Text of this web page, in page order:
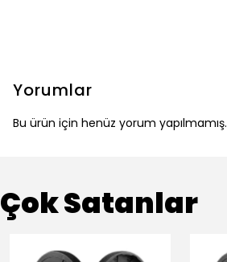
Yorumlar
Bu ürün için henüz yorum yapılmamış.
Çok Satanlar